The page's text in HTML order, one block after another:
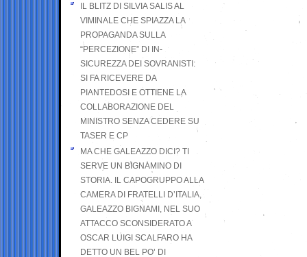
IL BLITZ DI SILVIA SALIS AL
VIMINALE CHE SPIAZZA LA
PROPAGANDA SULLA
“PERCEZIONE” DI IN-
SICUREZZA DEI SOVRANISTI:
SI FA RICEVERE DA
PIANTEDOSI E OTTIENE LA
COLLABORAZIONE DEL
MINISTRO SENZA CEDERE SU
TASER E CP
MA CHE GALEAZZO DICI? TI
SERVE UN BIGNAMINO DI
STORIA. IL CAPOGRUPPO ALLA
CAMERA DI FRATELLI D’ITALIA,
GALEAZZO BIGNAMI, NEL SUO
ATTACCO SCONSIDERATO A
OSCAR LUIGI SCALFARO HA
DETTO UN BEL PO’ DI